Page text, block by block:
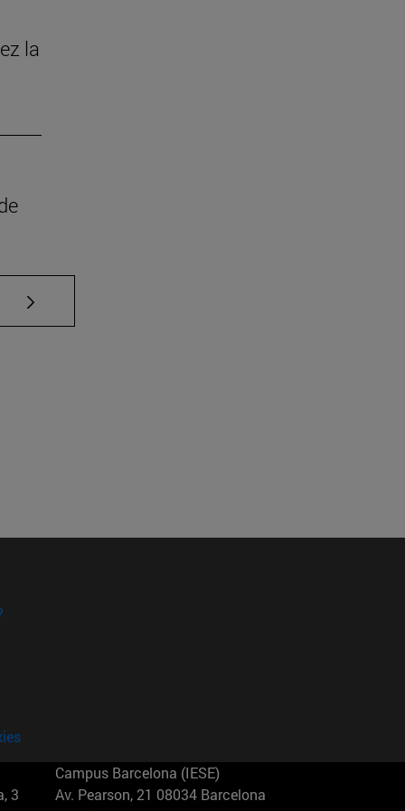
la
TAB para desplazarse.
3
Campus Barcelona (IESE)
Av. Pearson, 21 08034 Barcelona